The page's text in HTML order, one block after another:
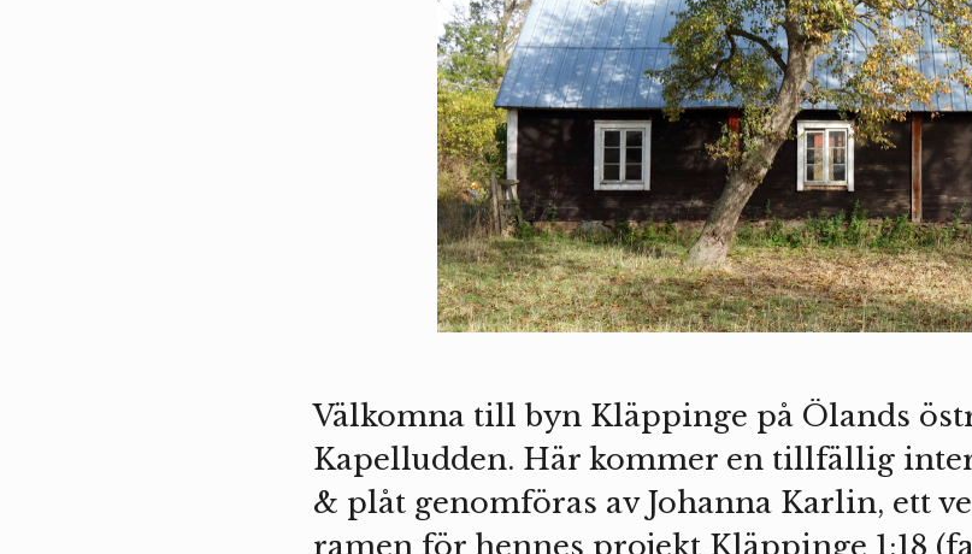
Välkomna till byn Kläppinge på Ölands
Kapelludden. Här kommer en tillfällig
& plåt genomföras av Johanna Karlin, ett
ramen för hennes projekt Kläppinge 1:18